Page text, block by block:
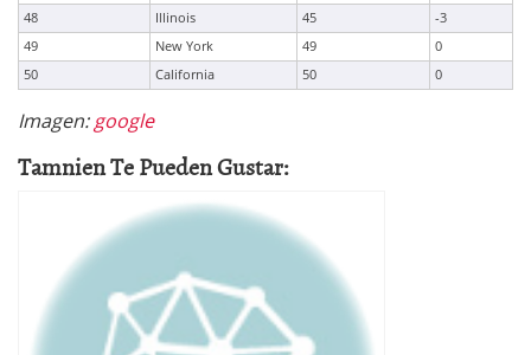
48
Illinois 45
-3
49
New York 49
0
50
California 50 0
Imagen:google
Tamnien Te Pueden Gustar: